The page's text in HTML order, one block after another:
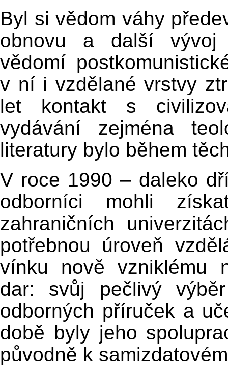
Byl si vědom váhy
obnovu a další vývoj
vědomí
v ní i vzdělané vrstvy
let kontakt s
vydávání zejména
literatury bylo během
V roce 1990 – daleko
odborníci mohli
zahraničních
potřebnou úroveň
vínku nově vzniklému
dar: svůj pečlivý
odborných příruček a
době byly jeho
původně k